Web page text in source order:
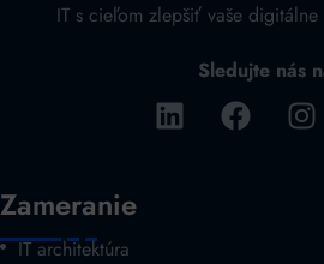
IT s cieľom zlepšiť vaše
Sledujte nás
Zameranie
IT architektúra